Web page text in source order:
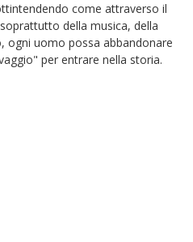
come attraverso il
della musica, della
ogni uomo possa abbandonare
per entrare nella storia.